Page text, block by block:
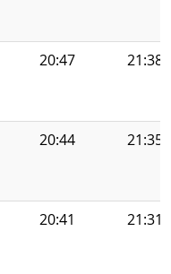
20:47 21:38
20:44 21:35
20:41 21:31